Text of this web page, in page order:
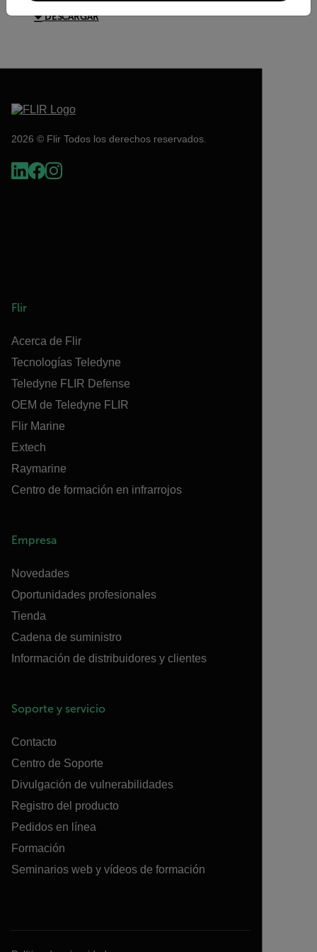
DESCARGAR
2026 © Flir Todos los derechos reservados.
Flir
Acerca de Flir
Tecnologías Teledyne
Teledyne FLIR Defense
OEM de Teledyne FLIR
Flir Marine
Extech
Raymarine
Centro de formación en infrarrojos
Empresa
Novedades
Oportunidades profesionales
Tienda
Cadena de suministro
Información de distribuidores y clientes
Soporte y servicio
Contacto
Centro de Soporte
Divulgación de vulnerabilidades
Registro del producto
Pedidos en línea
Formación
Seminarios web y vídeos de formación